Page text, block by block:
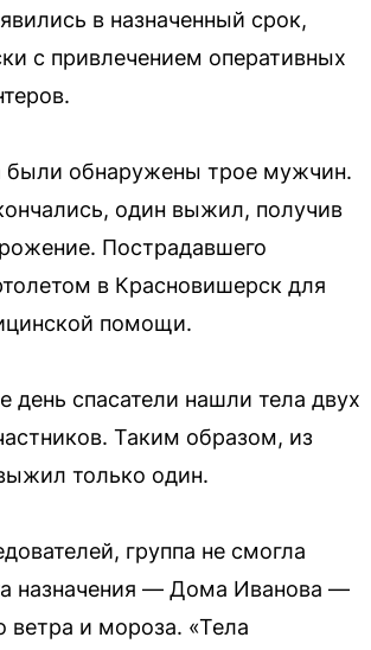
в назначенный срок,
с привлечением оперативных
были обнаружены трое мужчин.
один выжил, получив
Пострадавшего
в Красновишерск для
помощи.
день спасатели нашли тела двух
Таким образом, из
только один.
группа не смогла
назначения — Дома Иванова —
ветра и мороза. «Тела